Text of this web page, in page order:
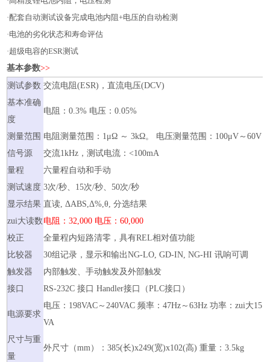
·配套自动测试设备完成电池内阻+电压的自动检测
·电池的劣化状态和寿命评估
·超级电容的ESR测试
基本参数>>
测试参数 交流电阻(ESR)，直流电压(DCV)
基本准确
度
电阻：0.3% 电压：0.05%
测量范围 电阻测量范围：1μΩ ～ 3kΩ。 电压测量范围：100μV～60V
信号源
交流1kHz，测试电流：<100mA
量程
六量程自动和手动
测试速度 3次/秒、15次/秒、50次/秒
显示结果 直读, ΔABS,Δ%,θ, 分选结果
zui大读数 电阻：32,000 电压：60,000
校正
全量程内短路清零，具有REL相对值功能
比较器
30组记录，显示和输出NG-LO, GD-IN, NG-HI 讯响可调
触发器
内部触发、手动触发及外部触发
接口
RS-232C 接口 Handler接口（PLC接口）
电源要求
电压：198VAC～240VAC 频率：47Hz～63Hz 功率：zui大15
VA
尺寸与重
量
外尺寸（mm）：385(长)x249(宽)x102(高) 重量：3.5kg